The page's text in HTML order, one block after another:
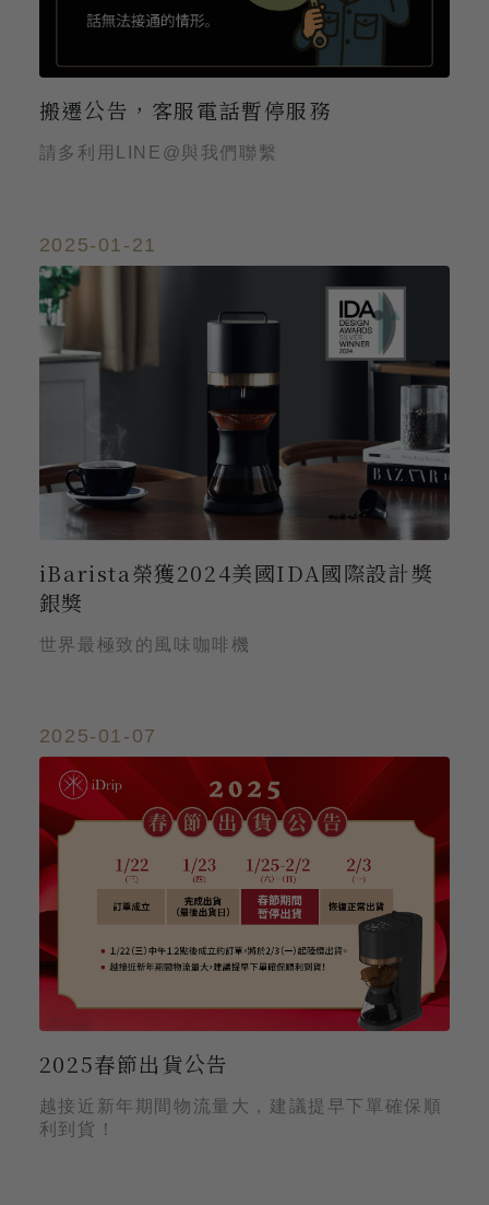
搬遷公告，客服電話暫停服務
請多利用LINE@與我們聯繫
2025-01-21
iBarista榮獲2024美國IDA國際設計獎
銀獎
世界最極致的風味咖啡機
2025-01-07
2025春節出貨公告
越接近新年期間物流量大，建議提早下單確保順
利到貨！